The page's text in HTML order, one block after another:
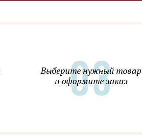
Выберите нужный товар
и оформите заказ